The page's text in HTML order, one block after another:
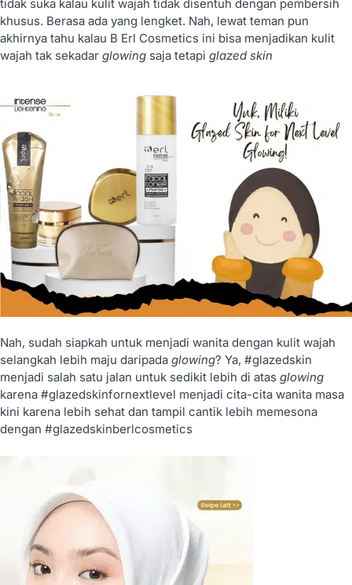
tidak suka kalau kulit wajah tidak disentuh dengan pembersih
khusus. Berasa ada yang lengket. Nah, lewat teman pun
akhirnya tahu kalau B Erl Cosmetics ini bisa menjadikan kulit
wajah tak sekadar glowing saja tetapi glazed skin
Nah, sudah siapkah untuk menjadi wanita dengan kulit wajah
selangkah lebih maju daripada glowing? Ya, #glazedskin
menjadi salah satu jalan untuk sedikit lebih di atas glowing
karena #glazedskinfornextlevel menjadi cita-cita wanita masa
kini karena lebih sehat dan tampil cantik lebih memesona
dengan #glazedskinberlcosmetics